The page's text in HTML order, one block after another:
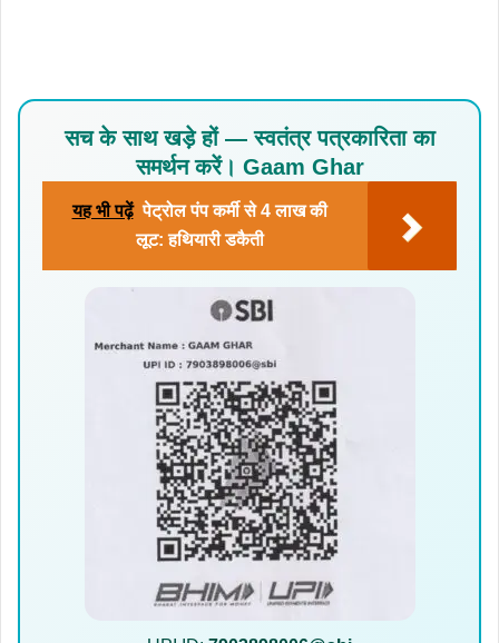
सच के साथ खड़े हों — स्वतंत्र पत्रकारिता का
समर्थन करें। Gaam Ghar
यह भी पढ़ें पेट्रोल पंप कर्मी से 4 लाख की
लूट: हथियारी डकैती